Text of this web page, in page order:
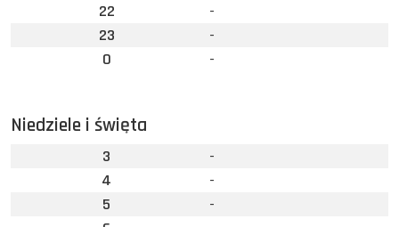
22
-
23
-
0
-
Niedziele i święta
3
-
4
-
5
-